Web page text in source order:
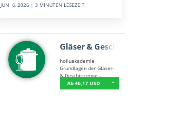
JUNI 6, 2026 | 3 MINUTEN LESEZEIT
Gläser & Geschi…
holluakademie
Grundlagen der Gläser-
& Geschirrreinig…
Ab 46,17 USD